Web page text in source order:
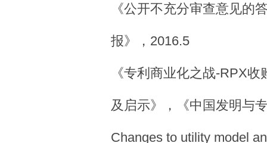
《公开不充分审查意见的
报》，2016.5
《专利商业化之战-RPX
及启示》，《中国发明与
Changes to utility model